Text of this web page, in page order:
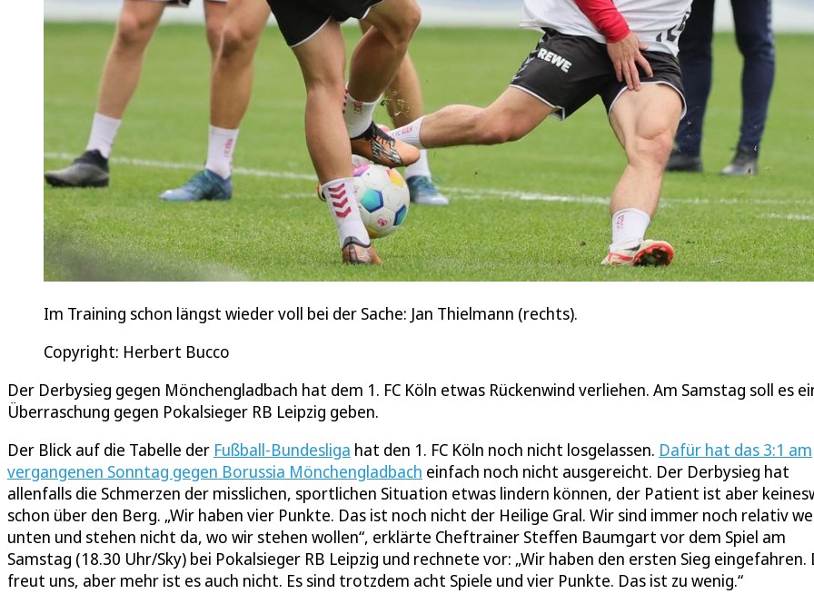
Im Training schon längst wieder voll bei der Sache: Jan Thielmann (rechts).
Copyright: Herbert Bucco
Der Derbysieg gegen Mönchengladbach hat dem 1. FC Köln etwas Rückenwind verliehen. Am Samstag soll es
Überraschung gegen Pokalsieger RB Leipzig geben.
Der Blick auf die Tabelle der Fußball-Bundesliga hat den 1. FC Köln noch nicht losgelassen. Dafür hat das 3:1 am
vergangenen Sonntag gegen Borussia Mönchengladbach einfach noch nicht ausgereicht. Der Derbysieg hat
allenfalls die Schmerzen der misslichen, sportlichen Situation etwas lindern können, der Patient ist aber
schon über den Berg. „Wir haben vier Punkte. Das ist noch nicht der Heilige Gral. Wir sind immer noch relativ
unten und stehen nicht da, wo wir stehen wollen“, erklärte Cheftrainer Steffen Baumgart vor dem Spiel am
Samstag (18.30 Uhr/Sky) bei Pokalsieger RB Leipzig und rechnete vor: „Wir haben den ersten Sieg eingefahren.
freut uns, aber mehr ist es auch nicht. Es sind trotzdem acht Spiele und vier Punkte. Das ist zu wenig.“